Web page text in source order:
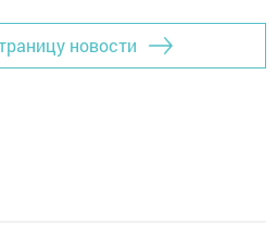
новости